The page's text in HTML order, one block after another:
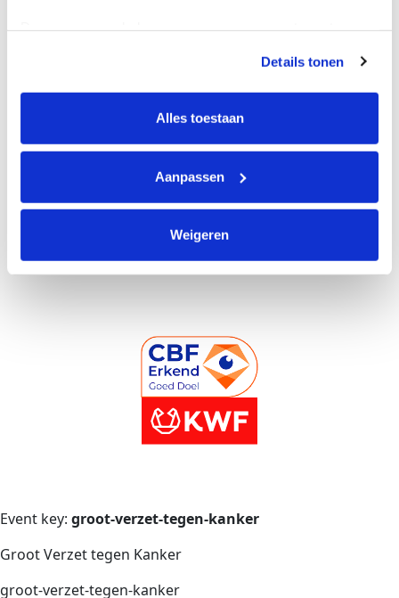
tonen. Je kunt je toestemming op elk moment wijzigen of
intrekken via Cookie instellingen onderaan de pagina. De
lijst met cookies is te vinden in het tabblad “details”.
Details tonen
Alles toestaan
Aanpassen
Weigeren
Blijf op de hoogte
Schrijf je in voor de nieuwsbrief
Event key: groot-verzet-tegen-kanker
Groot Verzet tegen Kanker
groot-verzet-tegen-kanker